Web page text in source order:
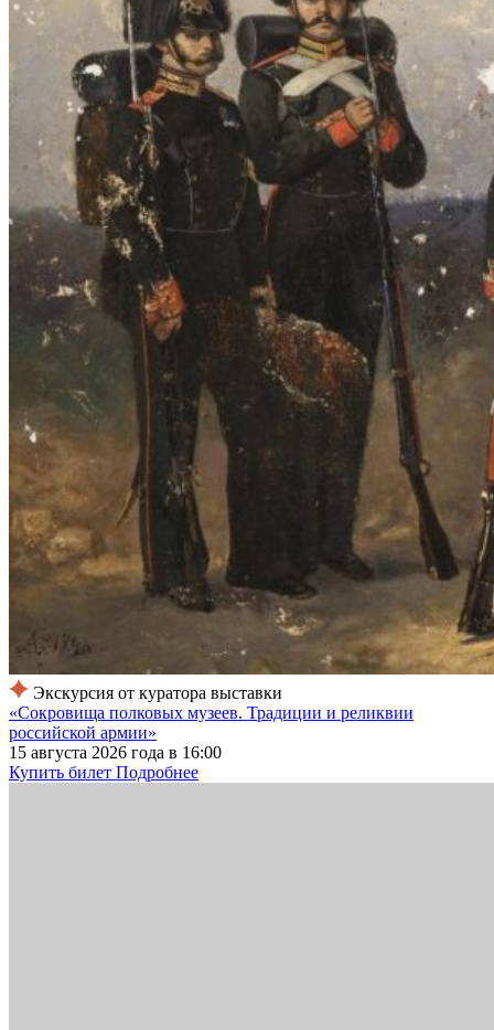
Экскурсия от куратора выставки
«Сокровища полковых музеев. Традиции и реликвии
российской армии»
15 августа 2026 года в 16:00
Купить билет Подробнее